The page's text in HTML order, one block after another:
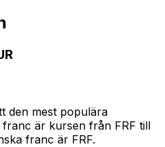
den mest populära
är kursen från FRF till
franc är FRF.